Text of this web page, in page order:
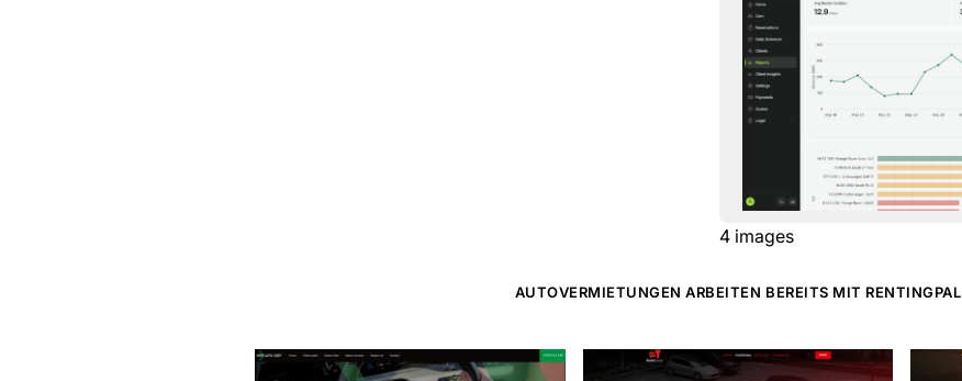
4 images
AUTOVERMIETUNGEN ARBEITEN BEREITS MIT RENTINGPAL